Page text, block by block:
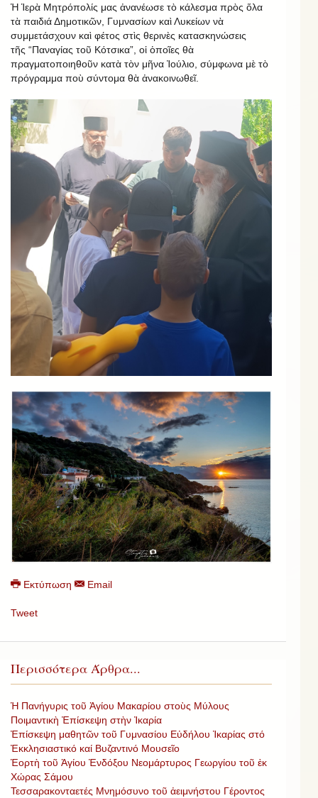
Ἡ Ἱερὰ Μητρόπολίς μας ἀνανέωσε τὸ κάλεσμα πρὸς ὅλα
τὰ παιδιά Δημοτικῶν, Γυμνασίων καὶ Λυκείων νὰ
συμμετάσχουν καὶ φέτος στὶς θερινὲς κατασκηνώσεις
τῆς “Παναγίας τοῦ Κότσικα”, οἱ ὁποῖες θὰ
πραγματοποιηθοῦν κατὰ τὸν μῆνα Ἰούλιο, σύμφωνα μὲ τὸ
πρόγραμμα ποὺ σύντομα θὰ ἀνακοινωθεῖ.
Εκτύπωση Email
Tweet
Περισσότερα Άρθρα...
Ἡ Πανήγυρις τοῦ Ἁγίου Μακαρίου στοὺς Μύλους
Ποιμαντικὴ Ἐπίσκεψη στὴν Ἰκαρία
Ἐπίσκεψη μαθητῶν τοῦ Γυμνασίου Εὐδήλου Ἰκαρίας στό
Ἐκκλησιαστικό καί Βυζαντινό Μουσεῖο
Ἑορτὴ τοῦ Ἁγίου Ἐνδόξου Νεομάρτυρος Γεωργίου τοῦ ἐκ
Χώρας Σάμου
Τεσσαρακονταετές Μνημόσυνο τοῦ ἀειμνήστου Γέροντος